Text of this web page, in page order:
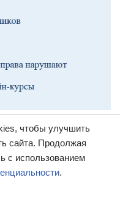
чтобы улучшить
сайта. Продолжая
с использованием
.